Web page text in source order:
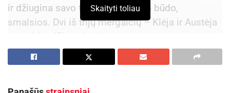
ir džiugina savo tėvelius, yra gero būdo,
smalsios. Dvi iš trijų mergaičių – Klėja ir Austėja
– yra identiškos dvynės.
Aktualios naujienos
Skelbiama privaloma AB „Achema“ parengta
Skaityti toliau